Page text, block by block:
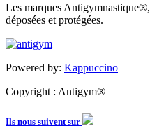
Les marques
déposées et protégées.
Powered by: Kappuccino
Copyright : Antigym®
Ils nous suivent sur